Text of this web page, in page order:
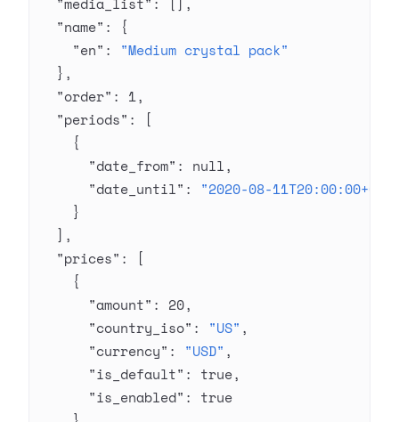
  "name"
: {
    "en"
: "Medium crystal pack"
  },
  "order"
: 1,
  "periods"
: [
    {
      "date_from"
: null,
      "date_until"
: "2020-08-
    }
  ],
  "prices"
: [
    {
      "amount"
: 20,
      "country_iso"
: "US" ,
      "currency"
: "USD" ,
      "is_default"
: true,
      "is_enabled"
: true